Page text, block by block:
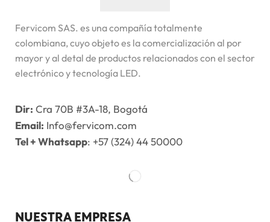
Fervicom SAS. es una compañía totalmente
colombiana, cuyo objeto es la comercialización al por
mayor y al detal de productos relacionados con el sector
electrónico y tecnología LED.
Dir: Cra 70B #3A-18, Bogotá
Email: Info@fervicom.com
Tel + Whatsapp: +57 (324) 44 50000
NUESTRA EMPRESA